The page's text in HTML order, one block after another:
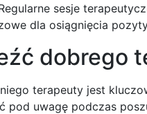
sesje
dla osiągnięcia
dobrego
terapeuty jest
pod uwagę podczas